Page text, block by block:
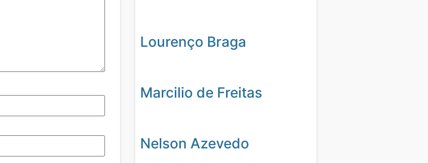
Lourenço Braga
Marcilio de Freitas
Nelson Azevedo